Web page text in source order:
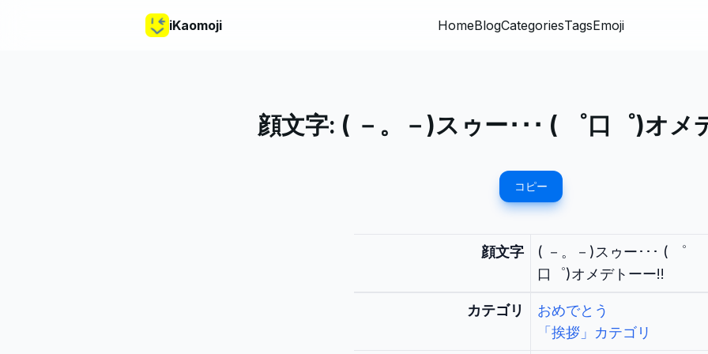
iKaomoji HomeBlogCategoriesTagsEmoji
顔文字: ( －。－)スゥー･･･ ( ゜口゜)オメ
コピー
顔文字
( －。－)スゥー･･･ ( ゜
口゜)オメデトーー!!
カテゴリ
おめでとう
「挨拶」カテゴリ